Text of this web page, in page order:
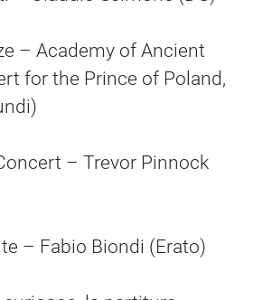
– Academy of Ancient
for the Prince of Poland,
– Trevor Pinnock
– Fabio Biondi (Erato)